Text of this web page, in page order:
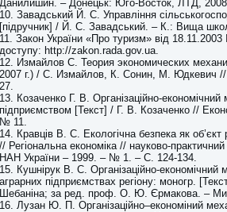
Данилишин. – Донецьк: Юго-Восток, ЛТД,
10. Завадський Й. С. Управління
[підручник] / Й. С. Завадський. – К.: Вища
11. Закон України «Про туризм» від
доступу: http://zakon.rada.gov.ua.
12. Измайлов С. Теория экономических
2007 г.) / С. Измайлов, К. Сонин, М. Юдкевич
27.
13. Козаченко Г. В. Організаційно-економічний
підприємством [Текст] / Г. В. Козаченко //
№ 11.
14. Кравців В. С. Екологічна безпека як
// Регіональна економіка // науково-
НАН України – 1999. – № 1. – С. 124-134.
15. Кушнірук В. С. Організаційно-
аграрних підприємствах регіону: моногр.
Шебаніна; за ред. проф. О. Ю. Єрмакова. –
16. Лузан Ю. П. Організаційно–економіний